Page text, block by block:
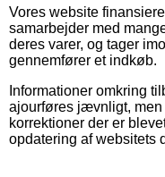
Vores website
samarbejder med
deres varer, og tager
gennemfører et indkøb.
Informationer omkring
ajourføres jævnligt, men
korrektioner der er
opdatering af websitets